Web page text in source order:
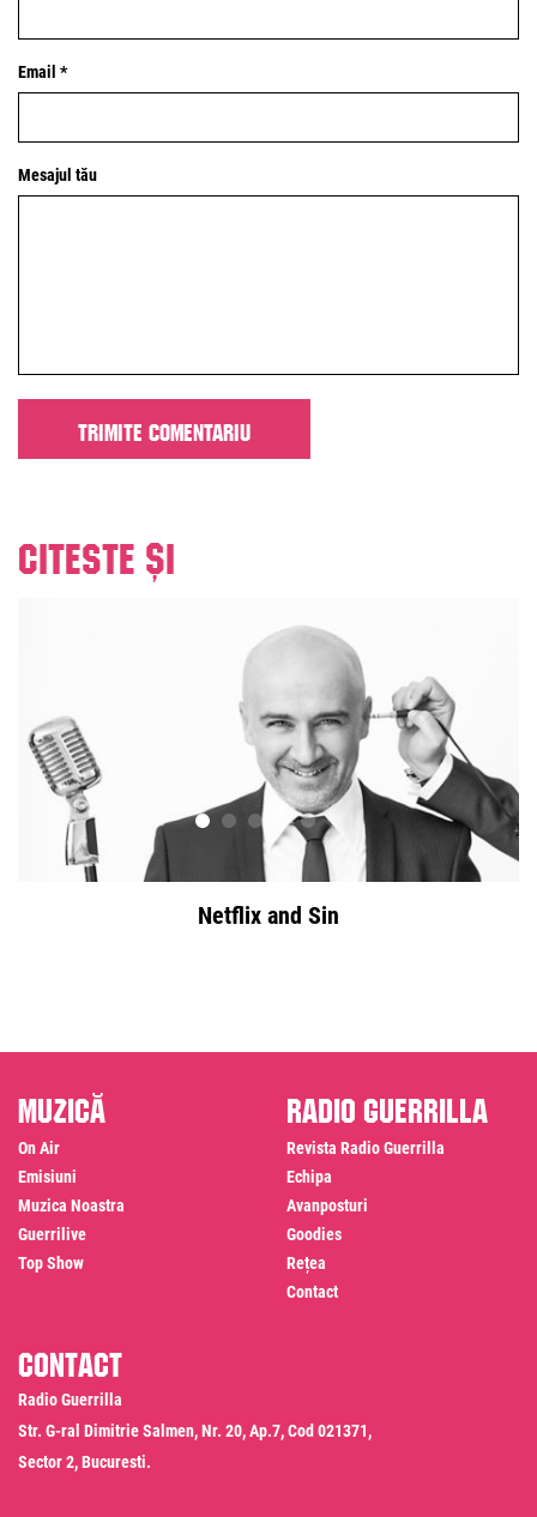
Email *
Mesajul tău
Citeste și
Netflix and Sin
Muzică
On Air
Emisiuni
Muzica Noastra
Guerrilive
Top Show
Radio Guerrilla
Revista Radio Guerrilla
Echipa
Avanposturi
Goodies
Rețea
Contact
Contact
Radio Guerrilla
Str. G-ral Dimitrie Salmen, Nr. 20, Ap.7, Cod 021371,
Sector 2, Bucuresti.